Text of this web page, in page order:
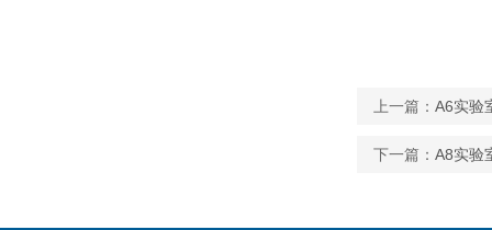
上一篇： A6实验
下一篇： A8实验